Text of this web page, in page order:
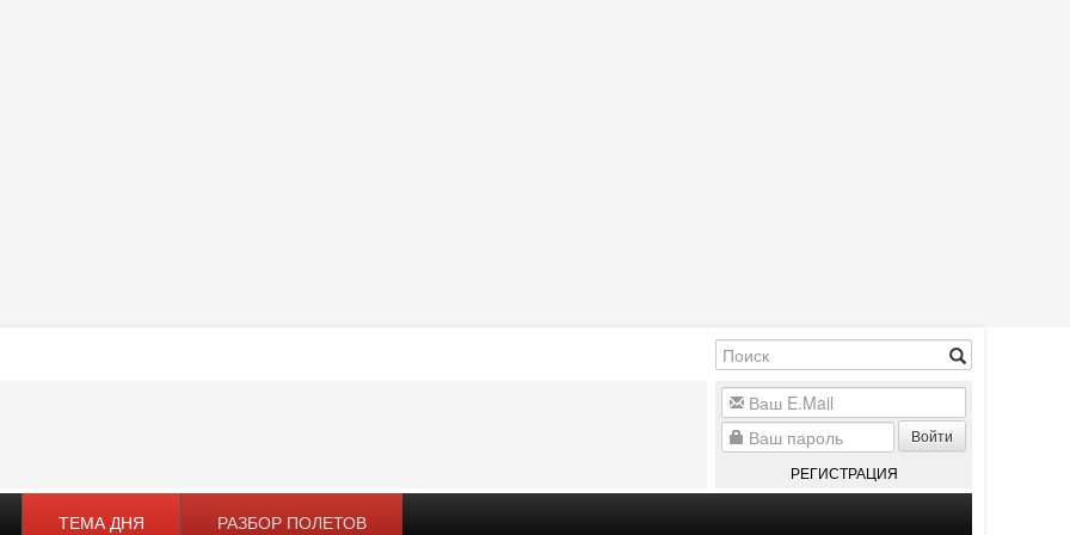
Войти
РЕГИСТРАЦИЯ
ТЕМА ДНЯ РАЗБОР ПОЛЕТОВ